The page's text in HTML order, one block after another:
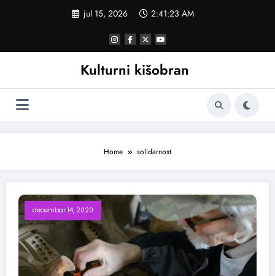
jul 15, 2026 2:41:23 AM
Kulturni kišobran
Home solidarnost
decembar 14, 2020